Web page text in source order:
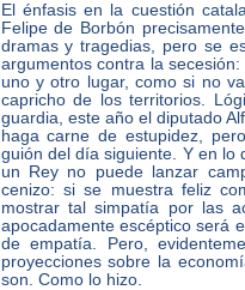
El énfasis en la cuestión
Felipe de Borbón
dramas y tragedias, pero se
argumentos contra la
uno y otro lugar, como si no
capricho de los territorios.
guardia, este año el diputado
haga carne de estupidez,
guión del día siguiente. Y en lo
un Rey no puede lanzar
cenizo: si se muestra feliz
mostrar tal simpatía por las
apocadamente escéptico será
de empatía. Pero,
proyecciones sobre la
son. Como lo hizo.